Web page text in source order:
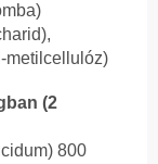
metilcellulóz)
(2
800